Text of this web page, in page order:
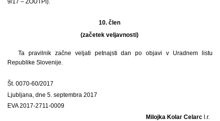
9/17 – ZOUTPI).
10. člen
(začetek veljavnosti)
Ta pravilnik začne veljati petnajsti dan po objavi v Uradnem listu
Republike Slovenije.
Št. 0070-60/2017
Ljubljana, dne 5. septembra 2017
EVA 2017-2711-0009
Milojka Kolar Celarcl.r.